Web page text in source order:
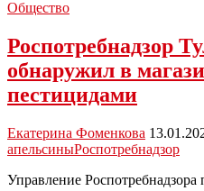
фрукты,
полезные
для
Общество
Роспотребнадзор
обнаружил в
пестицидами
Екатерина Фоменкова
апельсиныРоспотребнадзор
Управление Роспотребнадзора